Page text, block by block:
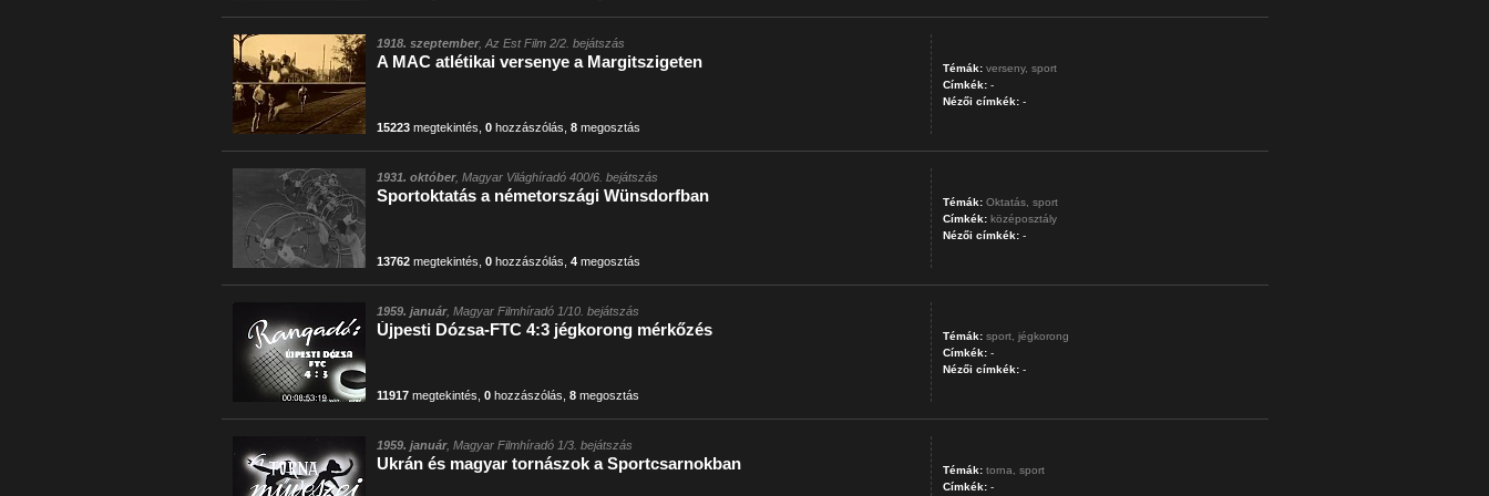
1918. szeptember, Az Est Film 2/2. bejátszás
A MAC atlétikai versenye a Margitszigeten
15223megtekintés 0hozzászólás 8megosztás
Témák: verseny, sport
Címkék:-
Nézői címkék:-
1931. október, Magyar Világhíradó 400/6. bejátszás
Sportoktatás a németországi Wünsdorfban
13762megtekintés 0hozzászólás 4megosztás
Témák: Oktatás, sport
Címkék: középosztály
Nézői címkék:-
1959. január, Magyar Filmhíradó 1/10. bejátszás
Újpesti Dózsa-FTC 4:3 jégkorong mérkőzés
11917megtekintés 0hozzászólás 8megosztás
Témák: sport, jégkorong
Címkék:-
Nézői címkék:-
1959. január, Magyar Filmhíradó 1/3. bejátszás
Ukrán és magyar tornászok a Sportcsarnokban Témák: torna,
sport
Címkék:-